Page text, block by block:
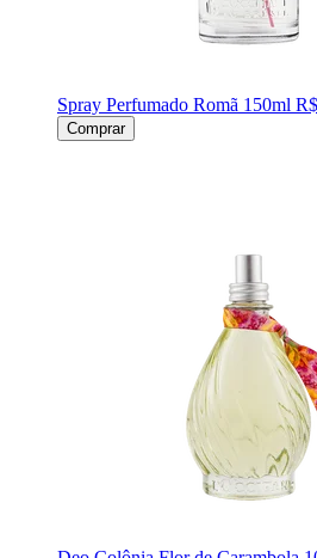
Spray Perfumado Romã 150ml
Comprar